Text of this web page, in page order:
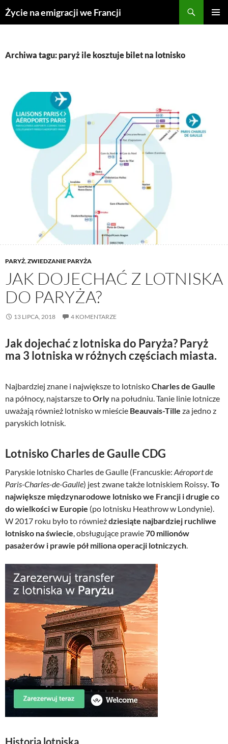
Przejdź
doŻycie na emigracji we Francji
Archiwa tagu: paryż ile kosztuje bilet na lotnisko
PARYŻ,ZWIEDZANIE PARYŻA
JAK DOJECHAĆ Z LOTNISKA
DO PARYŻA?
13 LIPCA, 2018 4 KOMENTARZE
Jak dojechać z lotniska do Paryża? Paryż
ma 3 lotniska w różnych częściach miasta.
Najbardziej znane i największe to lotniskoCharles de Gaulle
na północy, najstarsze toOrly na południu. Tanie linie lotnicze
uważają również lotnisko w mieście Beauvais-Tille za jedno z
paryskich lotnisk.
Lotnisko Charles de Gaulle CDG
Paryskie lotnisko Charles de Gaulle (Francuskie: Aéroport de
Paris-Charles-de-Gaulle) jest zwane także lotniskiem Roissy . To
największe międzynarodowe lotnisko we Francji i drugie co
do wielkości w Europie (po lotnisku Heathrow w Londynie).
W 2017 roku było to równieżdziesiąte najbardziej ruchliwe
lotnisko na świecie , obsługujące prawie70 milionów
pasażerów i prawie pół miliona operacji lotniczych
Historia lotniska